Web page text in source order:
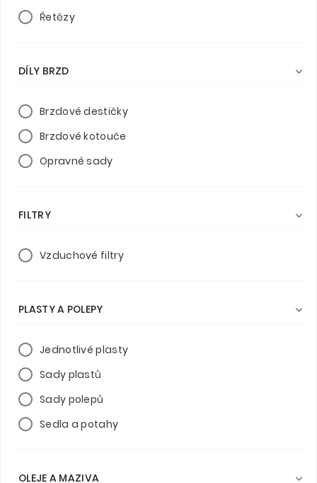
Řetězy
DÍLY BRZD 
Brzdové destičky
Brzdové kotouče
Opravné sady
FILTRY 
Vzduchové filtry
PLASTY A POLEPY 
Jednotlivé plasty
Sady plastů
Sady polepů
Sedla a potahy
OLEJE A MAZIVA 